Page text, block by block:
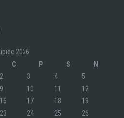
lipiec 2026
C P S
N
2 3 4
5
9 10 11
12
16 17 18
19
23 24 25
26